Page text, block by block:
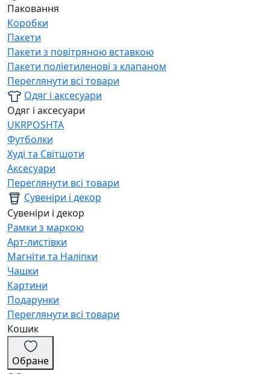
Паковання
Коробки
Пакети
Пакети з повітряною вставкою
Пакети поліетиленові з клапаном
Переглянути всі товари
Одяг і аксесуари
Одяг і аксесуари
UKRPOSHTA
Футболки
Худі та Світшоти
Аксесуари
Переглянути всі товари
Сувеніри і декор
Сувеніри і декор
Рамки з маркою
Арт-листівки
Магніти та Наліпки
Чашки
Картини
Подарунки
Переглянути всі товари
Кошик
Обране